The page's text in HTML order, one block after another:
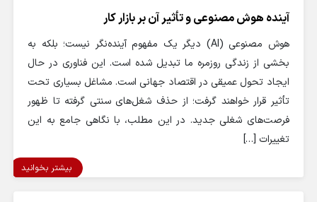
آینده هوش مصنوعی و تأثیر آن بر بازار کار
هوش مصنوعی (AI) دیگر یک مفهوم آینده‌نگر نیست؛ بلکه به
بخشی از زندگی روزمره ما تبدیل شده است. این فناوری در حال
ایجاد تحول عمیقی در اقتصاد جهانی است. مشاغل بسیاری تحت
تأثیر قرار خواهند گرفت؛ از حذف شغل‌های سنتی گرفته تا ظهور
فرصت‌های شغلی جدید. در این مطلب، با نگاهی جامع به این
تغییرات […]
بیشتر بخوانید